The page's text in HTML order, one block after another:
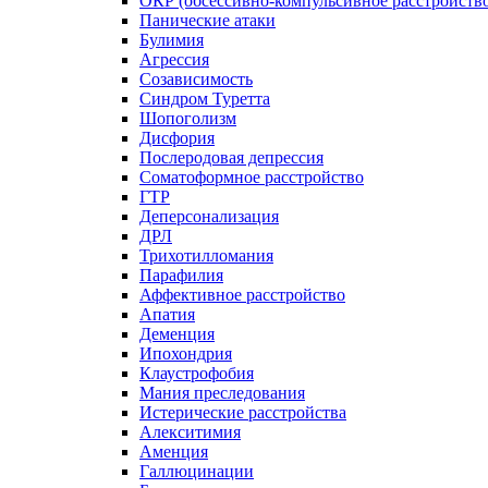
Панические атаки
Булимия
Агрессия
Созависимость
Синдром Туретта
Шопоголизм
Дисфория
Послеродовая депрессия
Соматоформное расстройство
ГТР
Деперсонализация
ДРЛ
Трихотилломания
Парафилия
Аффективное расстройство
Апатия
Деменция
Ипохондрия
Клаустрофобия
Мания преследования
Истерические расстройства
Алекситимия
Аменция
Галлюцинации